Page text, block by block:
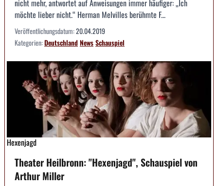
nicht mehr, antwortet auf Anweisungen immer häufiger: „Ich
möchte lieber nicht.“ Herman Melvilles berühmte F...
Veröffentlichungsdatum:20.04.2019
Kategorien:DeutschlandNewsSchauspiel
Hexenjagd
Theater Heilbronn: "Hexenjagd", Schauspiel von
Arthur Miller